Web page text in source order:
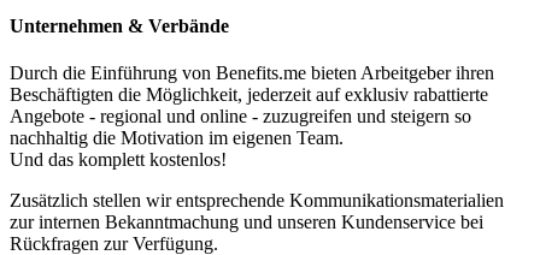
Unternehmen & Verbände
Durch die Einführung von Benefits.me bieten Arbeitgeber ihren
Beschäftigten die Möglichkeit, jederzeit auf exklusiv rabattierte
Angebote - regional und online - zuzugreifen und steigern so
nachhaltig die Motivation im eigenen Team.
Und das komplett kostenlos!
Zusätzlich stellen wir entsprechende Kommunikationsmaterialien
zur internen Bekanntmachung und unseren Kundenservice bei
Rückfragen zur Verfügung.